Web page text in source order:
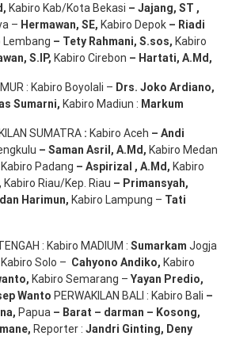
, Kabiro Kab/Kota Bekasi – Jajang, ST ,
– Hermawan, SE, Kabiro Depok – Riadi
Lembang – Tety Rahmani, S.sos, Kabiro
, S.IP, Kabiro Cirebon – Hartati, A.Md ,
: Kabiro Boyolali – Drs. Joko Ardiano,
Sumarni, Kabiro Madiun : Markum
SUMATRA : Kabiro Aceh – Andi
– Saman Asril , A.Md , Kabiro Medan
Kabiro Padang – Aspirizal , A.Md , Kabiro
, Kabiro Riau/Kep. Riau – Primansyah,
Harimun, Kabiro Lampung – Tati
: Kabiro MADIUM : Sumarkam Jogja
Kabiro Solo – Cahyono Andiko, Kabiro
, Kabiro Semarang – Yayan Predio,
Wanto PERWAKILAN BALI : Kabiro Bali –
, Papua – Barat – darman – Kosong,
, Reporter : Jandri Ginting, Deny